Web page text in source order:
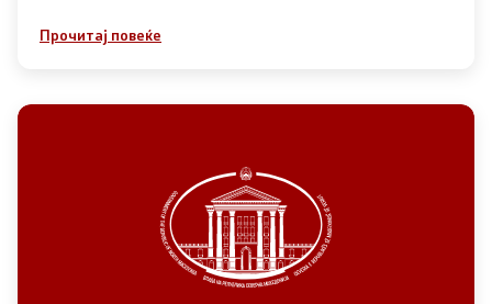
Прочитај повеќе